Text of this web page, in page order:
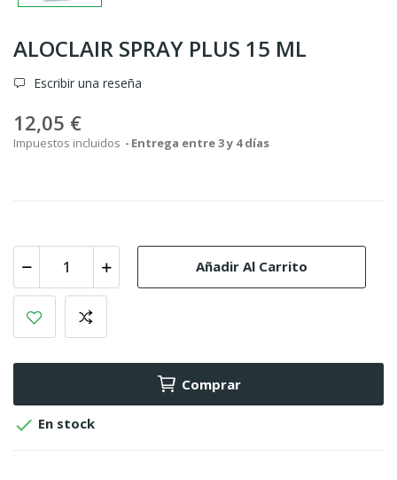
ALOCLAIR SPRAY PLUS 15 ML
Escribir una reseña
12,05 €
Impuestos incluidos Entrega entre 3 y 4 días
Añadir Al Carrito
Comprar
 En stock